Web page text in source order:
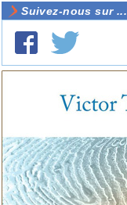
Suivez-nous sur ...